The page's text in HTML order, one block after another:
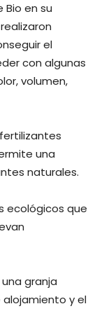
en su
el
con algunas
volumen,
una
naturales.
ecológicos que
granja
y el